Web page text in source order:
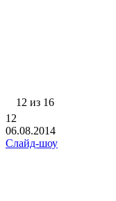
12 из 16
12
06.08.2014
Слайд-шоу